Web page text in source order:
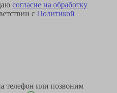
согласие на обработку
с Политикой
телефон или позвоним